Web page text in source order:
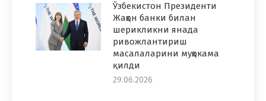
Ўзбекистон Президенти
Жаҳон банки билан
шерикликни янада
ривожлантириш
масалаларини муҳокама
қилди
29.06.2026